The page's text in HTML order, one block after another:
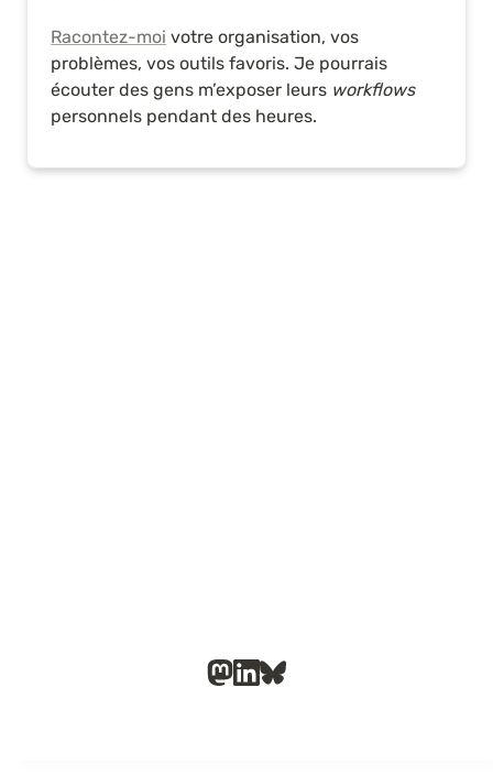
Racontez-moi votre organisation, vos
problèmes, vos outils favoris. Je pourrais
écouter des gens m’exposer leurs workflows
personnels pendant des heures.